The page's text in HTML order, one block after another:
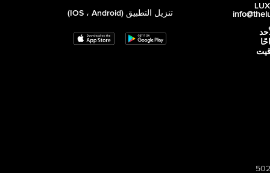
صباحًا
تنزيل التطبيق (iOS ، Android)